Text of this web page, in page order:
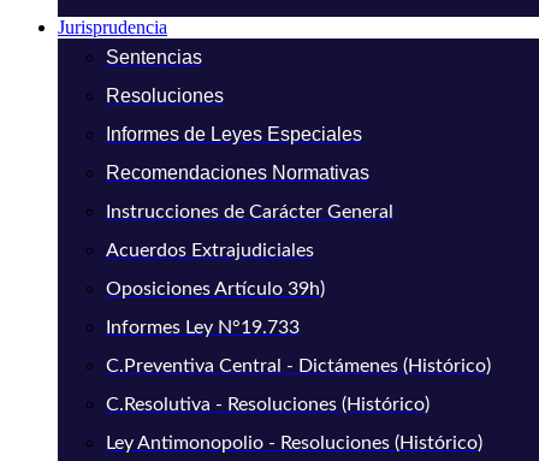
Jurisprudencia
Sentencias
Resoluciones
Informes de Leyes Especiales
Recomendaciones Normativas
Instrucciones de Carácter General
Acuerdos Extrajudiciales
Oposiciones Artículo 39h)
Informes Ley N°19.733
C.Preventiva Central - Dictámenes (Histórico)
C.Resolutiva - Resoluciones (Histórico)
Ley Antimonopolio - Resoluciones (Histórico)